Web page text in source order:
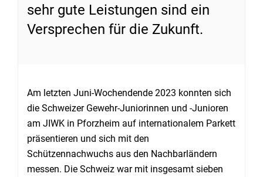
sehr gute Leistungen sind ein
Versprechen für die Zukunft.
Am letzten Juni-Wochendende 2023 konnten sich
die Schweizer Gewehr-Juniorinnen und -Junioren
am JIWK in Pforzheim auf internationalem Parkett
präsentieren und sich mit den
Schützennachwuchs aus den Nachbarländern
messen. Die Schweiz war mit insgesamt sieben